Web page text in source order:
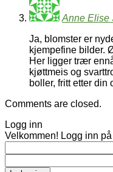
Anne Elise
Ja, blomster er
kjempefine bilder.
Her ligger trær
kjøttmeis og
boller, fritt etter din
Comments are closed.
Logg inn
Velkommen! Logg inn